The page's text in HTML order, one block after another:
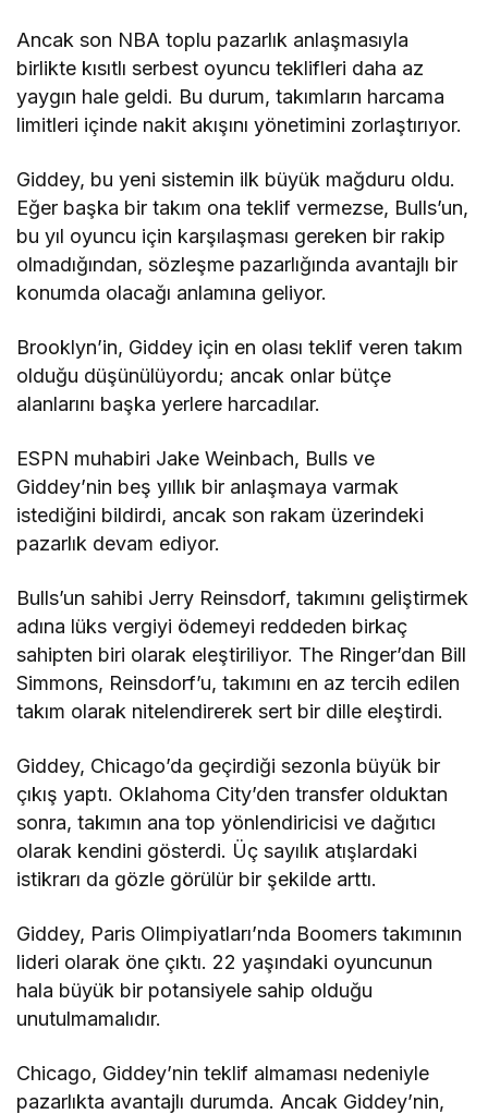
Ancak son NBA toplu pazarlık anlaşmasıyla
birlikte kısıtlı serbest oyuncu teklifleri daha az
yaygın hale geldi. Bu durum, takımların harcama
limitleri içinde nakit akışını yönetimini zorlaştırıyor.
Giddey, bu yeni sistemin ilk büyük mağduru oldu.
Eğer başka bir takım ona teklif vermezse, Bulls’un,
bu yıl oyuncu için karşılaşması gereken bir rakip
olmadığından, sözleşme pazarlığında avantajlı bir
konumda olacağı anlamına geliyor.
Brooklyn’in, Giddey için en olası teklif veren takım
olduğu düşünülüyordu; ancak onlar bütçe
alanlarını başka yerlere harcadılar.
ESPN muhabiri Jake Weinbach, Bulls ve
Giddey’nin beş yıllık bir anlaşmaya varmak
istediğini bildirdi, ancak son rakam üzerindeki
pazarlık devam ediyor.
Bulls’un sahibi Jerry Reinsdorf, takımını geliştirmek
adına lüks vergiyi ödemeyi reddeden birkaç
sahipten biri olarak eleştiriliyor. The Ringer’dan Bill
Simmons, Reinsdorf’u, takımını en az tercih edilen
takım olarak nitelendirerek sert bir dille eleştirdi.
Giddey, Chicago’da geçirdiği sezonla büyük bir
çıkış yaptı. Oklahoma City’den transfer olduktan
sonra, takımın ana top yönlendiricisi ve dağıtıcı
olarak kendini gösterdi. Üç sayılık atışlardaki
istikrarı da gözle görülür bir şekilde arttı.
Giddey, Paris Olimpiyatları’nda Boomers takımının
lideri olarak öne çıktı. 22 yaşındaki oyuncunun
hala büyük bir potansiyele sahip olduğu
unutulmamalıdır.
Chicago, Giddey’nin teklif almaması nedeniyle
pazarlıkta avantajlı durumda. Ancak Giddey’nin,